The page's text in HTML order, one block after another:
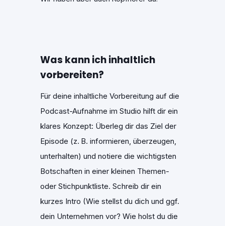
Was kann ich inhaltlich
vorbereiten?
Für deine inhaltliche Vorbereitung auf die
Podcast-Aufnahme im Studio hilft dir ein
klares Konzept: Überleg dir das Ziel der
Episode (z. B. informieren, überzeugen,
unterhalten) und notiere die wichtigsten
Botschaften in einer kleinen Themen-
oder Stichpunktliste. Schreib dir ein
kurzes Intro (Wie stellst du dich und ggf.
dein Unternehmen vor? Wie holst du die